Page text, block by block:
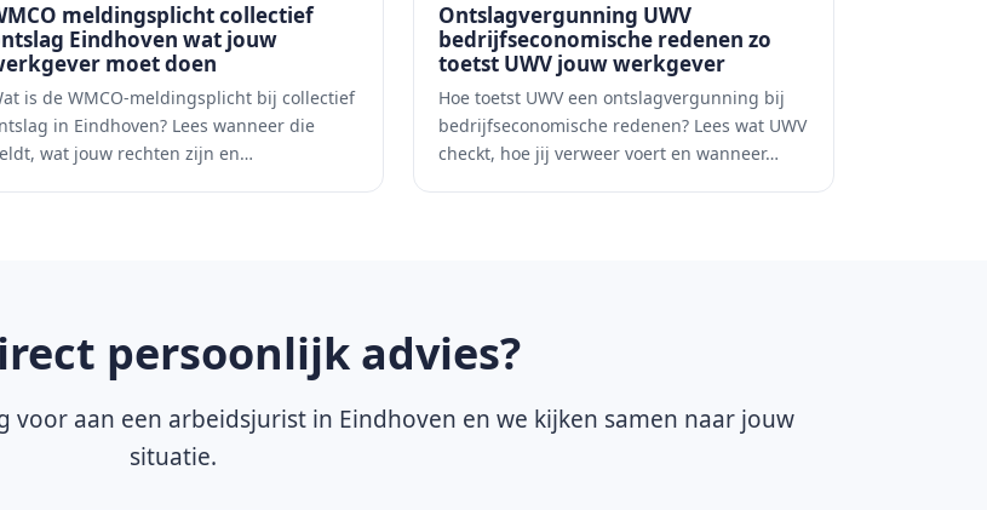
meldingsplicht collectief
Eindhoven wat jouw
moet doen
is de WMCO-meldingsplicht bij collectief
in Eindhoven? Lees wanneer die
wat jouw rechten zijn en…
Ontslagvergunning UWV
bedrijfseconomische redenen zo
toetst UWV jouw werkgever
Hoe toetst UWV een ontslagvergunning bij
bedrijfseconomische redenen? Lees wat UWV
checkt, hoe jij verweer voert en wanneer…
persoonlijk advies?
voor aan een arbeidsjurist in Eindhoven en we kijken samen naar jouw
situatie.